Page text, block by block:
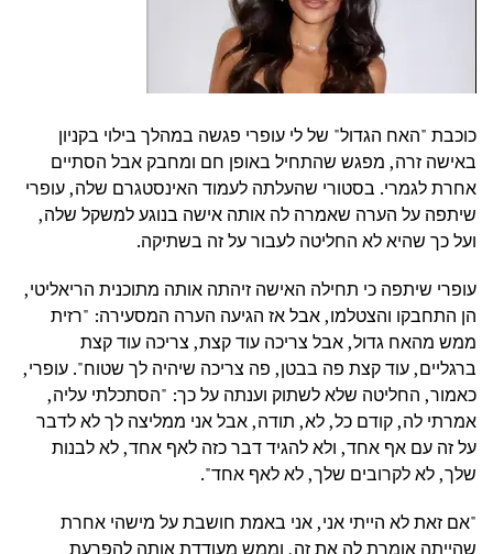
כוכבת "האח הגדול" של לי עופרי פגשה במהלך בילוי בקניון
באישה זרה, מפגש שהתחיל באופן חם ומחבק אבל הסתיים
אחרת לגמרי. בסטורי שהעלתה לעמוד האינסטגרם שלה, עופרי
שיתפה על הערה שאמרה לה אותה אישה בנוגע למשקל שלה,
ועל כך שהיא לא החליטה לעבור על זה בשתיקה.
עופרי שיתפה כי תחילה האישה זיהתה אותה מתוכנית הריאליטי,
הן התחבקו והצטלמו, אבל אז הגיעה הערה המסעירה: "רזית
ממש מהאח גדול, אבל צריכה עוד קצת, צריכה עוד קצת
ברגליים, עוד קצת פה בבטן, פה צריכה שיהיה לך שטוח". עופרי,
כאמור, החליטה שלא לשתוק וענתה על כך: "הסתכלתי עליה,
אמרתי לה, קודם כל, לא, תודה, אבל אני ממליצה לך לא לדבר
על זה עם אף אחד, ולא להגיד דבר כזה לאף אחד, לא לבנות
שלך, לא לקרובים שלך, לא לאף אחד".
"אם זאת לא הייתי אני, אני באמת חושבת על מישהי אחרת
שהייתה אומרת לה את זה, וממש מעודדת אותה להפרעת